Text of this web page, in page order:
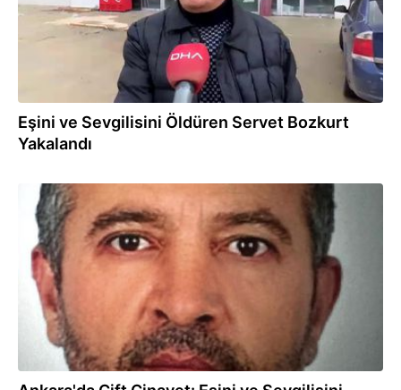
Eşini ve Sevgilisini Öldüren Servet Bozkurt
Yakalandı
22.11.2024